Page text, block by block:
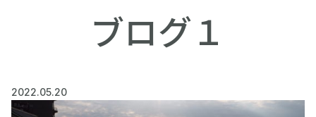
ブログ１
2022.05.20